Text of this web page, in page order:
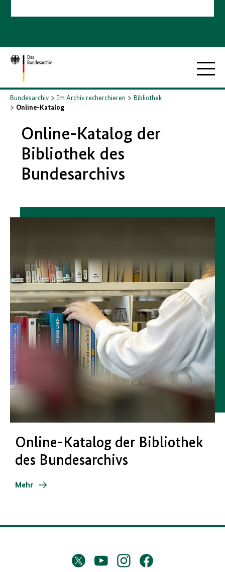
Zur
Startseite
Bundesarchiv Im Archiv recherchieren
Bibliothek
Online-Katalog
Online-Katalog der
Bibliothek des
Bundesarchivs
Online-Katalog der Bibliothek
des Bundesarchivs
Mehr
D
Twitter
X
YouTubeInstagramFacebook